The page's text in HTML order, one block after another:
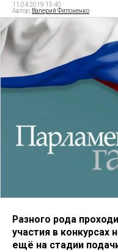
11.04.2019 15:40
Автор: Валерий Филоненко
Разного рода
участия в конкурсах
ещё на стадии